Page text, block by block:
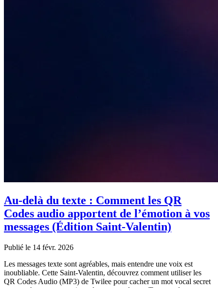
Au-delà du texte : Comment les QR
Codes audio apportent de l’émotion à vos
messages (Édition Saint-Valentin)
Publié le 14 févr. 2026
Les messages texte sont agréables, mais entendre une voix est
inoubliable. Cette Saint-Valentin, découvrez comment utiliser les
QR Codes Audio (MP3) de Twilee pour cacher un mot vocal secret